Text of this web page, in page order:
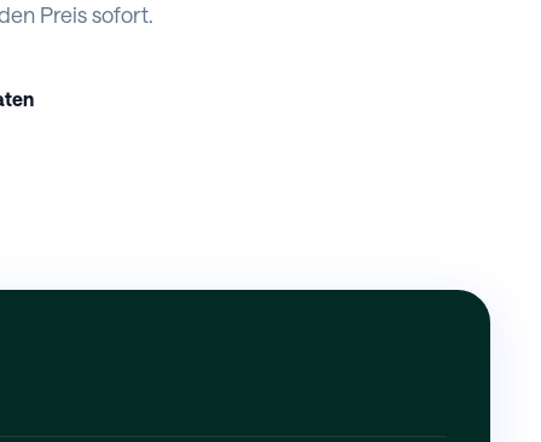
Preis sofort.